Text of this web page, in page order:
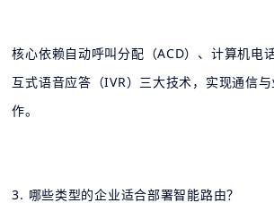
核心依赖自动呼叫分配（ACD）、计算机电
互式语音应答（IVR）三大技术，实现通信
作。
3. 哪些类型的企业适合部署智能路由？